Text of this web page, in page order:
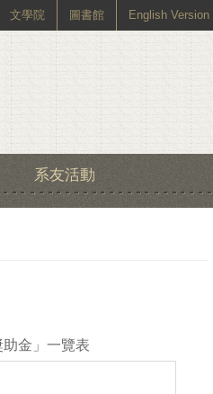
文學院 圖書館 English Version
系友活動
金」一覽表